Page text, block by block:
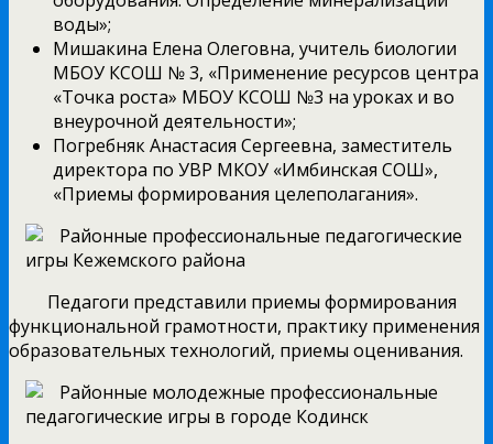
воды»;
Мишакина Елена Олеговна, учитель биологии
МБОУ КСОШ № 3, «Применение ресурсов центра
«Точка роста» МБОУ КСОШ №3 на уроках и во
внеурочной деятельности»;
Погребняк Анастасия Сергеевна, заместитель
директора по УВР МКОУ «Имбинская СОШ»,
«Приемы формирования целеполагания».
Педагоги представили приемы формирования
функциональной грамотности, практику применения
образовательных технологий, приемы оценивания.